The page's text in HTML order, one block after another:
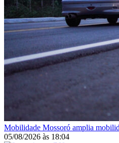
Mobilidade Mossoró amplia
05/08/2026 às 18:04